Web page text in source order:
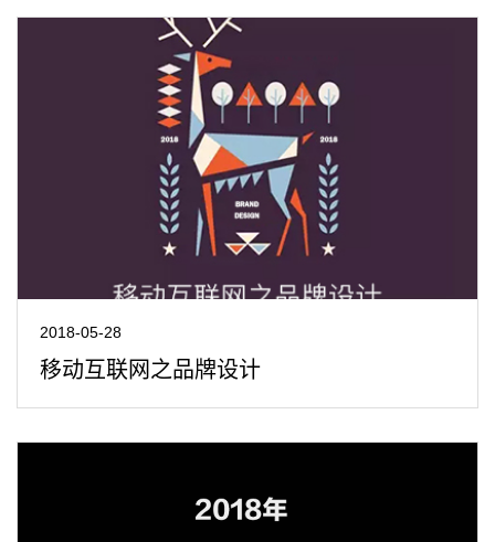
2018-05-28
移动互联网之品牌设计